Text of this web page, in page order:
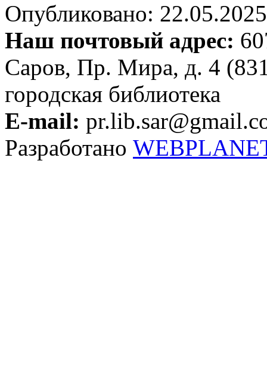
Опубликовано:
Наш почтовый адрес:
Саров, Пр. Мира, д. 4
городская библиотека
E-mail:
Разработано